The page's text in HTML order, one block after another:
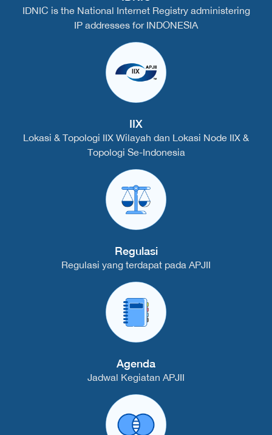
IDNIC is the National Internet Registry administering
IP addresses for INDONESIA
IIX
Lokasi & Topologi IIX Wilayah dan Lokasi Node IIX &
Topologi Se-Indonesia
Regulasi
Regulasi yang terdapat pada APJII
Agenda
Jadwal Kegiatan APJII